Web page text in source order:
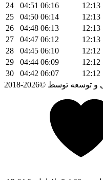
24
04:51 06:16 12:13
25
04:50 06:14 12:13
26
04:48 06:13 12:13
27
04:47 06:12 12:13
28
04:45 06:10 12:12
29
04:44 06:09 12:12
30
04:42 06:07 12:12